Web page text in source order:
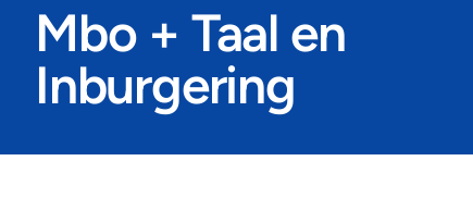
Mbo + Taal en
Inburgering